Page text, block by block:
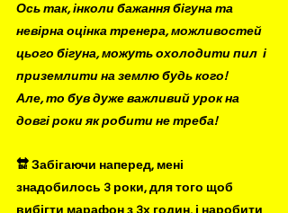
Ось так, інколи бажання бігуна та
невірна оцінка тренера, можливостей
цього бігуна, можуть охолодити пил  і
приземлити на землю будь кого!
Але, то був дуже важливий урок на
довгі роки як робити не треба!
🔛 Забігаючи наперед, мені
знадобилось 3 роки, для того щоб
вибігти марафон з 3х годин, і наробити